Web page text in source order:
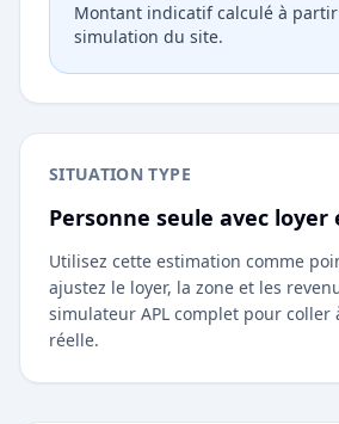
Montant indicatif calculé à
simulation du site.
SITUATION TYPE
Personne seule avec loyer
Utilisez cette estimation comme
ajustez le loyer, la zone et les
simulateur APL complet pour coller
réelle.